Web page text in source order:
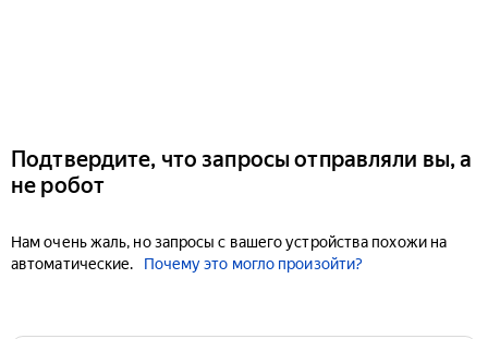
Подтвердите, что запросы отправляли вы, а
не робот
Нам очень жаль, но запросы с вашего устройства похожи на
автоматические.
Почему это могло произойти?